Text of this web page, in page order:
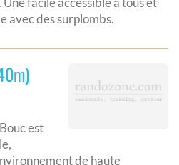
avec des surplombs.
est
de haute